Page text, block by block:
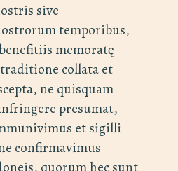
sive
temporibus,
memoratę
collata et
ne quisquam
presumat,
et sigilli
confirmavimus